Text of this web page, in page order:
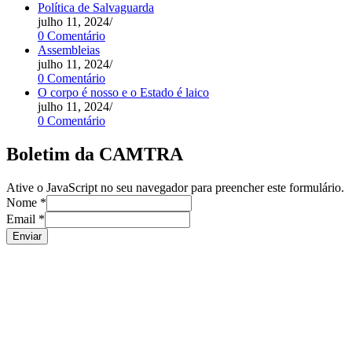
Política de Salvaguarda
julho 11, 2024/
0 Comentário
Assembleias
julho 11, 2024/
0 Comentário
O corpo é nosso e o Estado é laico
julho 11, 2024/
0 Comentário
Boletim da CAMTRA
Ative o JavaScript no seu navegador para preencher este formulário.
Nome *
Email *
Enviar